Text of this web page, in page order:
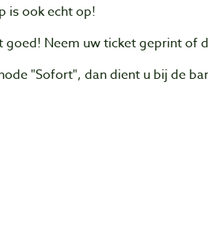
is ook echt op!
Neem uw ticket geprint of
"Sofort", dan dient u bij de